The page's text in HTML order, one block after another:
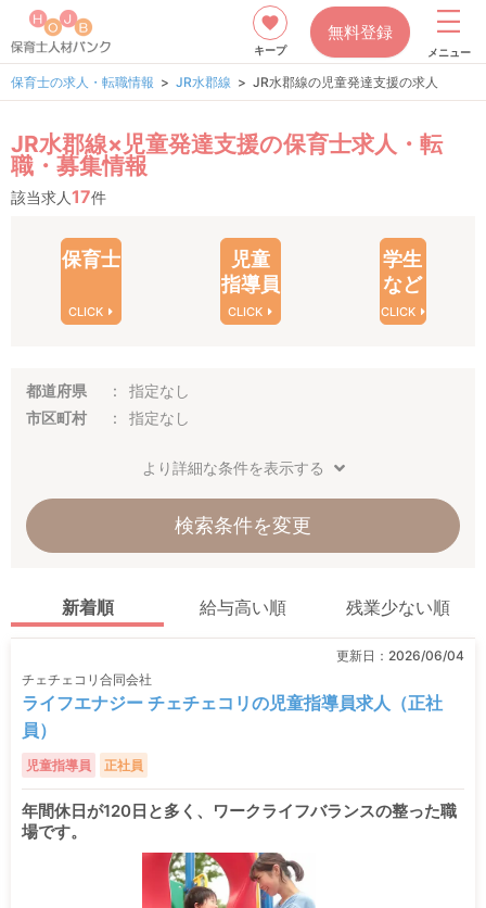
キープ
無料登録
メニュー
保育士の求人・転職情報 JR水郡線 JR水郡線の児童発達支援の求人
JR水郡線×児童発達支援の保育士求人・転
職・募集情報
該当求人17件
保育士
CLICK
児童
指導員
CLICK
学生
など
CLICK
都道府県
指定なし
市区町村
指定なし
より詳細な条件を表示する
検索条件を変更
新着順 給与高い順 残業少ない順
更新日： 2026/06/04
チェチェコリ合同会社
ライフエナジー チェチェコリの児童指導員求人（正社
員）
児童指導員 正社員
年間休日が120日と多く、ワークライフバランスの整った職
場です。